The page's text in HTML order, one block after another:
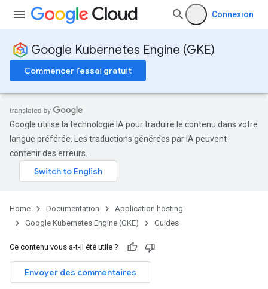
Connexion
Google Kubernetes Engine (GKE)
Commencer l'essai gratuit
Google utilise la technologie IA pour traduire le contenu dans votre
langue préférée. Les traductions générées par IA peuvent
contenir des erreurs.
Home Documentation
Application hosting
Google Kubernetes Engine (GKE)
Guides
Ce contenu vous a-t-il été utile ?
Envoyer des commentaires